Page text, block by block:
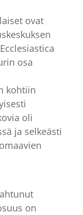
ovat
osa
kohtiin
oli
ja selkeästi
on